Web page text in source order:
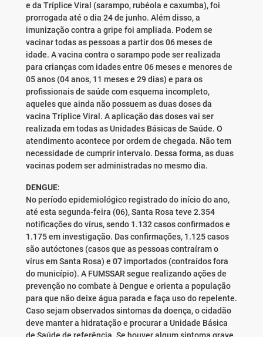
e da Tríplice Viral (sarampo, rubéola e caxumba), foi
prorrogada até o dia 24 de junho. Além disso, a
imunização contra a gripe foi ampliada. Podem se
vacinar todas as pessoas a partir dos 06 meses de
idade. A vacina contra o sarampo pode ser realizada
para crianças com idades entre 06 meses e menores de
05 anos (04 anos, 11 meses e 29 dias) e para os
profissionais de saúde com esquema incompleto,
aqueles que ainda não possuem as duas doses da
vacina Tríplice Viral. A aplicação das doses vai ser
realizada em todas as Unidades Básicas de Saúde. O
atendimento acontece por ordem de chegada. Não tem
necessidade de cumprir intervalo. Dessa forma, as duas
vacinas podem ser administradas no mesmo dia.
DENGUE:
No período epidemiológico registrado do início do ano,
até esta segunda-feira (06), Santa Rosa teve 2.354
notificações do vírus, sendo 1.132 casos confirmados e
1.175 em investigação. Das confirmações, 1.125 casos
são autóctones (casos que as pessoas contraíram o
vírus em Santa Rosa) e 07 importados (contraídos fora
do município). A FUMSSAR segue realizando ações de
prevenção no combate à Dengue e orienta a população
para que não deixe água parada e faça uso do repelente.
Caso sejam observados sintomas da doença, o cidadão
deve manter a hidratação e procurar a Unidade Básica